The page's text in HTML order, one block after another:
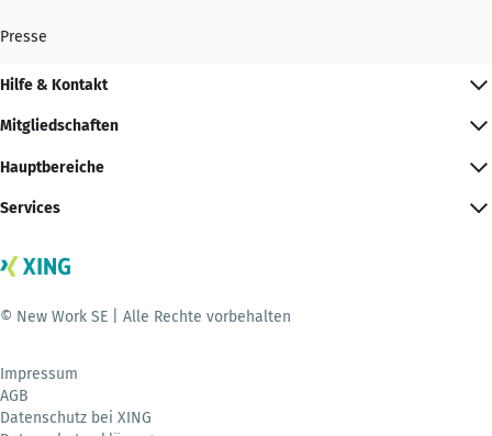
Presse
Hilfe & Kontakt
Mitgliedschaften
Hauptbereiche
Services
© New Work SE | Alle Rechte vorbehalten
Impressum
AGB
Datenschutz bei XING